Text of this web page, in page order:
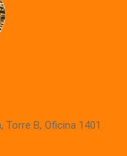
, Torre B, Oficina 1401